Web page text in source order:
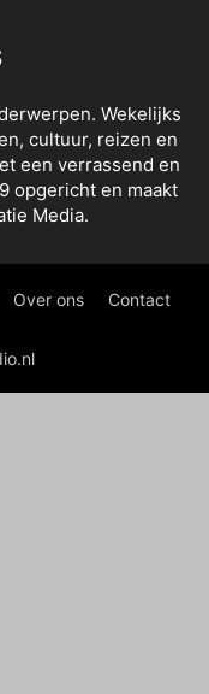
Wekelijks
cultuur, reizen en
een verrassend en
opgericht en maakt
Media.
Over ons Contact